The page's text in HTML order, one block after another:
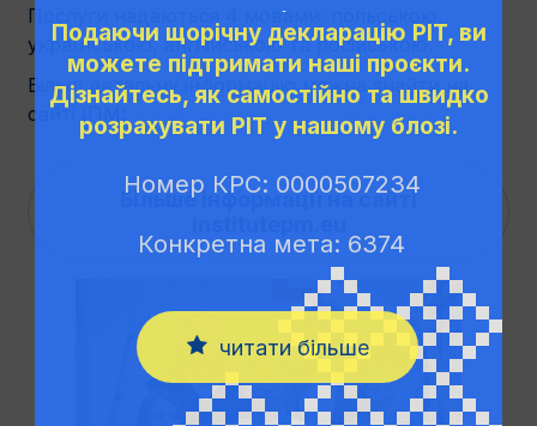
Послуги надаються 4 мовами: польською,
українською, англійською та російською.
Більш детальну інформацію можна знайти на
сайті ІПМ:
Більше інформації на сайті
нам діяти!
Подаючи щорічну декларацію PIT, ви
можете підтримати наші проєкти.
Дізнайтесь, як самостійно та швидко
розрахувати PIT у нашому блозі.
Номер КРС: 0000507234
Конкретна мета: 6374
читати більше